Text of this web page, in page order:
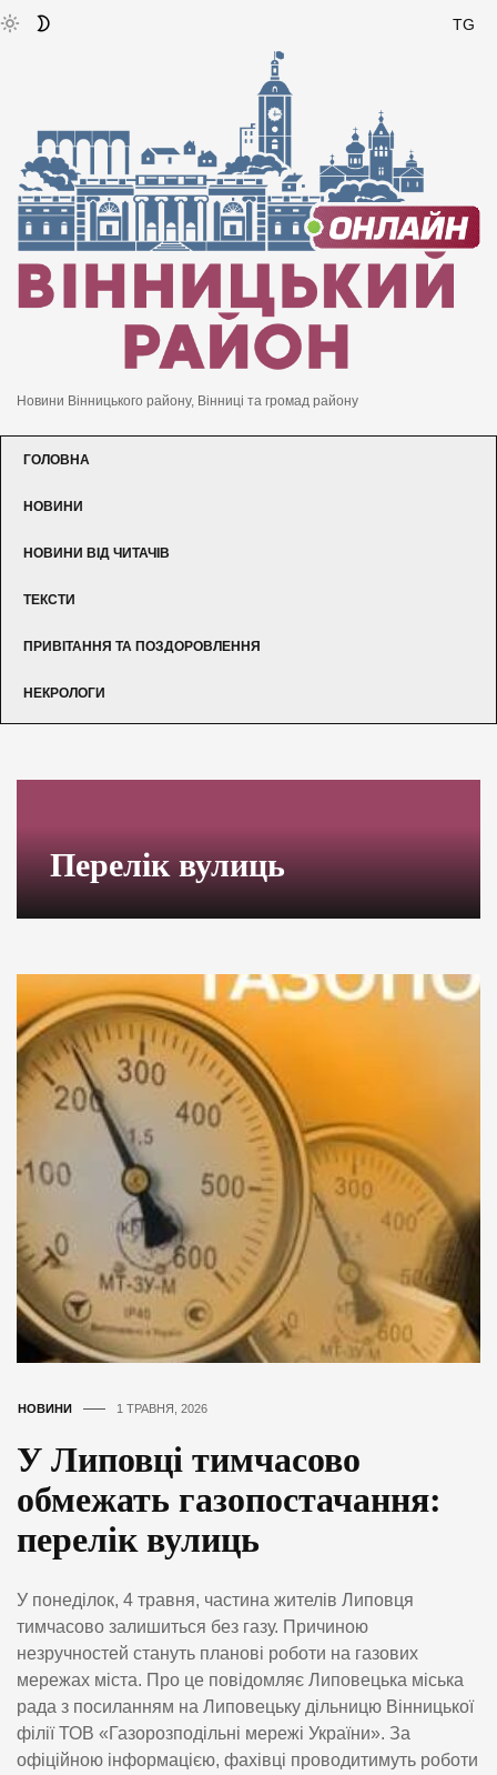
TG
Новини Вінницького району, Вінниці та громад району
ГОЛОВНА
НОВИНИ
НОВИНИ ВІД ЧИТАЧІВ
ТЕКСТИ
ПРИВІТАННЯ ТА ПОЗДОРОВЛЕННЯ
НЕКРОЛОГИ
Перелік вулиць
НОВИНИ 1 ТРАВНЯ, 2026
У Липовці тимчасово
обмежать газопостачання:
перелік вулиць
У понеділок, 4 травня, частина жителів Липовця
тимчасово залишиться без газу. Причиною
незручностей стануть планові роботи на газових
мережах міста. Про це повідомляє Липовецька міська
рада з посиланням на Липовецьку дільницю Вінницької
філії ТОВ «Газорозподільні мережі України». За
офіційною інформацією, фахівці проводитимуть роботи